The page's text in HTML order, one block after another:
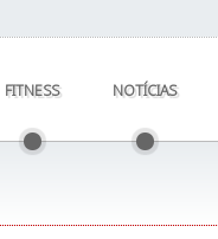
FITNESS NOTÍCIAS